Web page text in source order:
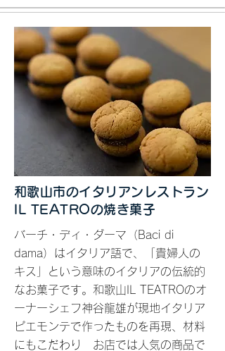
​和歌山市のイタリアンレストラン
IL TEATROの焼き菓子
バーチ・ディ・ダーマ（Baci di
dama）はイタリア語で、「貴婦人の
キス」という意味のイタリアの伝統的
なお菓子です。和歌山IL TEATROのオ
ーナーシェフ神谷龍雄が現地イタリア
ピエモンテで作ったものを再現、材料
にもこだわり お店では人気の商品で